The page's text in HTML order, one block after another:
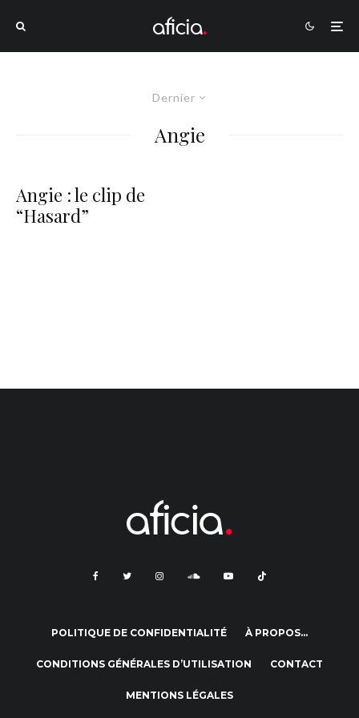
Dernier
Angie
Angie : le clip de
“Hasard”
POLITIQUE DE CONFIDENTIALITÉ À PROPOS…
CONDITIONS GÉNÉRALES D’UTILISATION CONTACT
MENTIONS LÉGALES